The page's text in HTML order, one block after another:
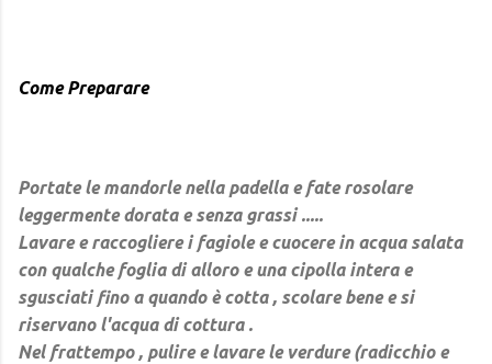
Come Preparare
Portate le mandorle nella padella e fate rosolare
leggermente dorata e senza grassi .....
Lavare e raccogliere i fagiole e cuocere in acqua salata
con qualche foglia di alloro e una cipolla intera e
sgusciati fino a quando è cotta , scolare bene e si
riservano l'acqua di cottura .
Nel frattempo , pulire e lavare le verdure (radicchio e